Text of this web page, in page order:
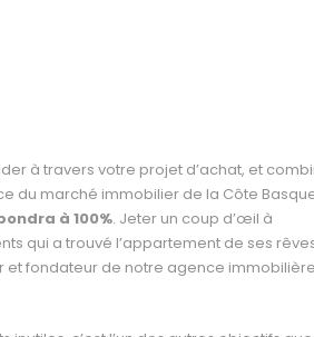
à travers votre projet d’achat, et
du marché immobilier de la Côte
à 100%. Jeter un coup d’œil à
qui a trouvé l’appartement de ses
et fondateur de notre agence immobilière